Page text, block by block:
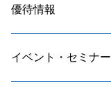
優待情報
イベント・セミナー